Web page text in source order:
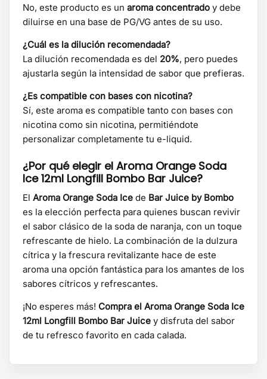
No, este producto es un aroma concentrado y debe
diluirse en una base de PG/VG antes de su uso.
¿Cuál es la dilución recomendada?
La dilución recomendada es del 20%, pero puedes
ajustarla según la intensidad de sabor que prefieras.
¿Es compatible con bases con nicotina?
Sí, este aroma es compatible tanto con bases con
nicotina como sin nicotina, permitiéndote
personalizar completamente tu e-liquid.
¿Por qué elegir el Aroma Orange Soda
Ice 12ml Longfill Bombo Bar Juice?
El Aroma Orange Soda Ice de Bar Juice by Bombo
es la elección perfecta para quienes buscan revivir
el sabor clásico de la soda de naranja, con un toque
refrescante de hielo. La combinación de la dulzura
cítrica y la frescura revitalizante hace de este
aroma una opción fantástica para los amantes de los
sabores cítricos y refrescantes.
¡No esperes más! Compra el Aroma Orange Soda Ice
12ml Longfill Bombo Bar Juice y disfruta del sabor
de tu refresco favorito en cada calada.